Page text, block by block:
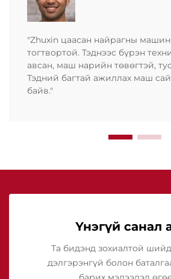
"Zhuxin цаасан найрагны
тогтвортой. Тэднээс бүрэн
авсан, маш нарийн төвөгтэй,
Тэдний багтай ажиллах маш
байв."
Үнэгүй санал
Та бидэнд зохиалтой
дэлгэрэнгүй болон